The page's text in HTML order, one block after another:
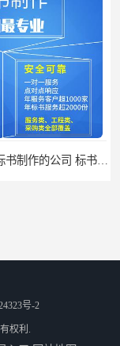
珠海靠谱标书制作的公司 标书制作课程
号-2
权利.